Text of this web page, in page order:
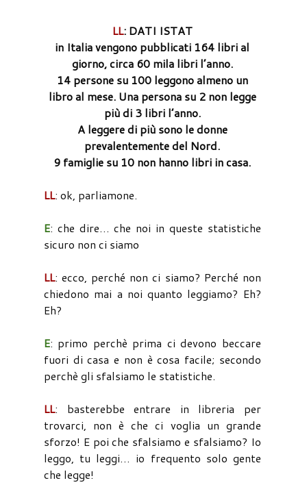
LL: DATI ISTAT
in Italia vengono pubblicati 164 libri al
giorno, circa 60 mila libri l’anno.
14 persone su 100 leggono almeno un
libro al mese. Una persona su 2 non legge
più di 3 libri l’anno.
A leggere di più sono le donne
prevalentemente del Nord.
9 famiglie su 10 non hanno libri in casa.
LL: ok, parliamone.
E: che dire… che noi in queste statistiche
sicuro non ci siamo
LL: ecco, perché non ci siamo? Perché non
chiedono mai a noi quanto leggiamo? Eh?
Eh?
E: primo perchè prima ci devono beccare
fuori di casa e non è cosa facile; secondo
perchè gli sfalsiamo le statistiche.
LL: basterebbe entrare in libreria per
trovarci, non è che ci voglia un grande
sforzo! E poi che sfalsiamo e sfalsiamo? Io
leggo, tu leggi… io frequento solo gente
che legge!